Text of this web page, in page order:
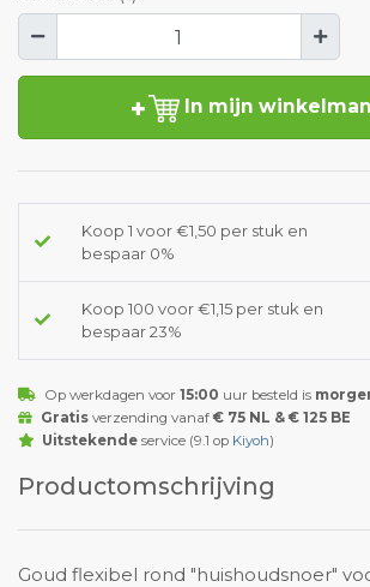
In mijn
Koop 1 voor €1,50 per stuk en
bespaar 0%
Koop 100 voor €1,15 per stuk en
bespaar 23%
Op werkdagen voor 15:00 uur besteld is
Gratisverzending vanaf € 75 NL & € 125 BE
Uitstekendeservice (9.1 op Kiyoh)
Productomschrijving
Goud flexibel rond "huishoudsnoer"